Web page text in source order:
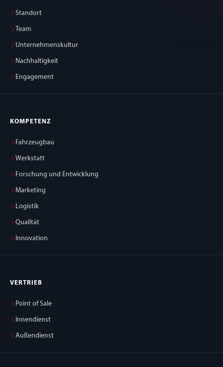
Standort
Team
Unternehmenskultur
Nachhaltigkeit
Engagement
KOMPETENZ
Fahrzeugbau
Werkstatt
Forschung und Entwicklung
Marketing
Logistik
Qualität
Innovation
VERTRIEB
Point of Sale
Innendienst
Außendienst